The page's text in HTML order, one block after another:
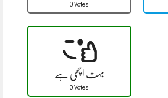
0 Votes
بہت اچھی ہے
0 Votes